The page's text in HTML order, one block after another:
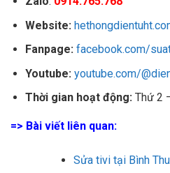
Website:
Fanpage: facebook.com/
Youtube: youtube.com/
Thời gian hoạt động:Thứ 2
=> Bài viết liên quan:
Sửa tivi tại Bình